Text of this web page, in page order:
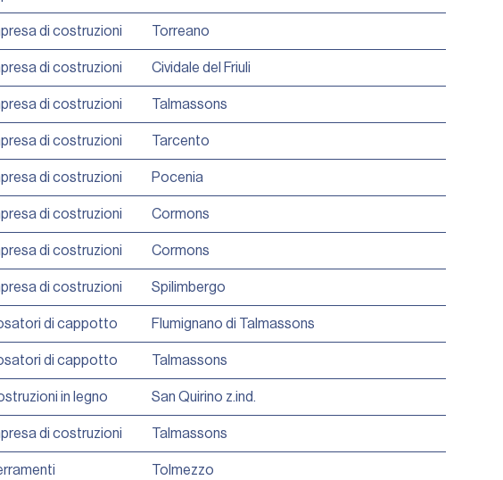
di costruzioni Torreano
di costruzioni Cividale del Friuli
di costruzioni Talmassons
di costruzioni Tarcento
di costruzioni Pocenia
di costruzioni Cormons
di costruzioni Cormons
di costruzioni Spilimbergo
di cappotto Flumignano di Talmassons
di cappotto Talmassons
in legno San Quirino z.ind.
di costruzioni Talmassons
Tolmezzo